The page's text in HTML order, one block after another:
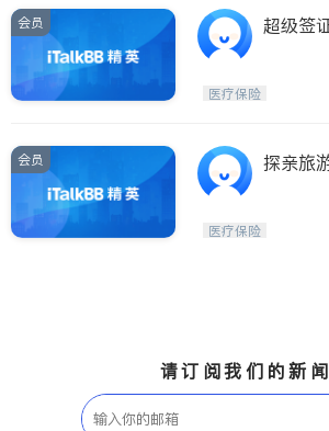
Stouffville
Maple
Waterloo
Guelph
Ajax
Oshawa
Niagara
Pickering
Concord
Port Perry
King
会员
超级签
医疗保险
会员
探亲旅
医疗保险
请订阅我们的新闻